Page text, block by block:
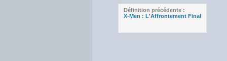
Définition précédente :
X-Men : L'Affrontement Final